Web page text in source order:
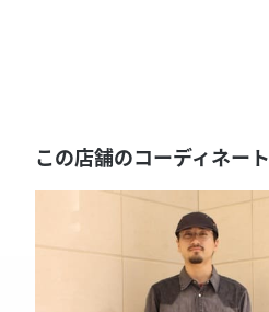
この店舗のコーディネート